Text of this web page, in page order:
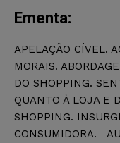
Ementa:
APELAÇÃO CÍVEL.
MORAIS.
DO SHOPPING.
QUANTO À LOJA E
SHOPPING.
CONSUMIDORA.